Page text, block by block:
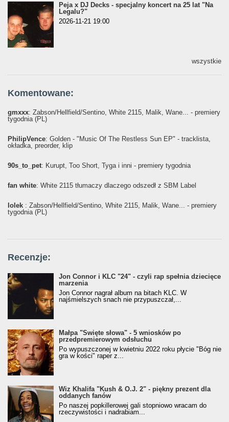
Peja x DJ Decks - specjalny koncert na 25 lat "Na
Legalu?"
2026-11-21 19:00
wszystkie
Komentowane:
gmxxx: Żabson/Hellfield/Sentino, White 2115, Malik, Wane... - premiery
tygodnia (PL)
PhilipVence: Golden - "Music Of The Restless Sun EP" - tracklista,
okładka, preorder, klip
90s_to_pet: Kurupt, Too Short, Tyga i inni - premiery tygodnia
fan white: White 2115 tłumaczy dlaczego odszedł z SBM Label
lolek : Żabson/Hellfield/Sentino, White 2115, Malik, Wane... - premiery
tygodnia (PL)
Recenzje:
Jon Connor i KLC "24" - czyli rap spełnia dziecięce
marzenia
Jon Connor nagrał album na bitach KLC. W
najśmielszych snach nie przypuszczał,...
Małpa "Święte słowa" - 5 wniosków po
przedpremierowym odsłuchu
Po wypuszczonej w kwietniu 2022 roku płycie "Bóg nie
gra w kości" raper z...
Wiz Khalifa "Kush & O.J. 2" - piękny prezent dla
oddanych fanów
Po naszej popkillerowej gali stopniowo wracam do
rzeczywistości i nadrabiam...